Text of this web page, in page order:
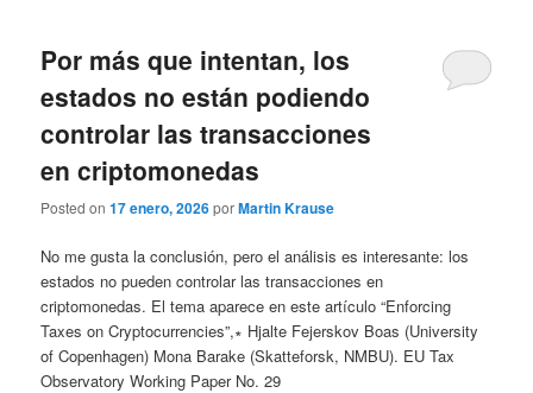
Por más que intentan, los
estados no están podiendo
controlar las transacciones
en criptomonedas
Posted on17 enero, 2026porMartin Krause
No me gusta la conclusión, pero el análisis es interesante: los
estados no pueden controlar las transacciones en
criptomonedas. El tema aparece en este artículo “Enforcing
Taxes on Cryptocurrencies”,∗ Hjalte Fejerskov Boas (University
of Copenhagen) Mona Barake (Skatteforsk, NMBU). EU Tax
Observatory Working Paper No. 29